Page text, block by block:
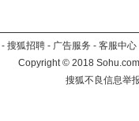
- 搜狐招聘 - 广告服务 - 客服中心
Copyright©2018
搜狐不良信息举